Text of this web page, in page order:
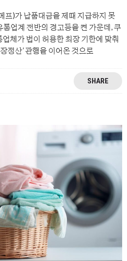
프)가 납품대금을 제때 지급하지 못
통업계 전반의 경고등을 켠 가운데, 쿠
업체가 법이 허용한 최장 기한에 맞춰
정산’ 관행을 이어온 것으로
SHARE